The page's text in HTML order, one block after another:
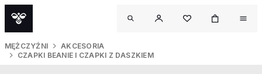
MĘŻCZYŹNI
AKCESORIA
CZAPKI BEANIE I CZAPKI Z DASZKIEM